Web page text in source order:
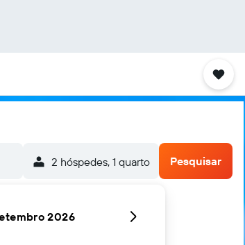
2 hóspedes, 1 quarto Pesquisar
2026